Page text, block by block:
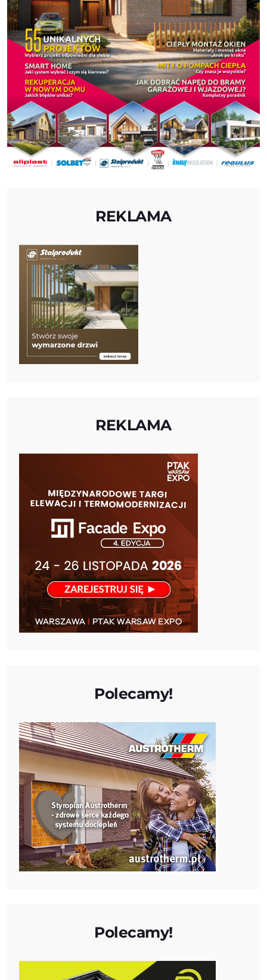
REKLAMA
REKLAMA
Polecamy!
Polecamy!